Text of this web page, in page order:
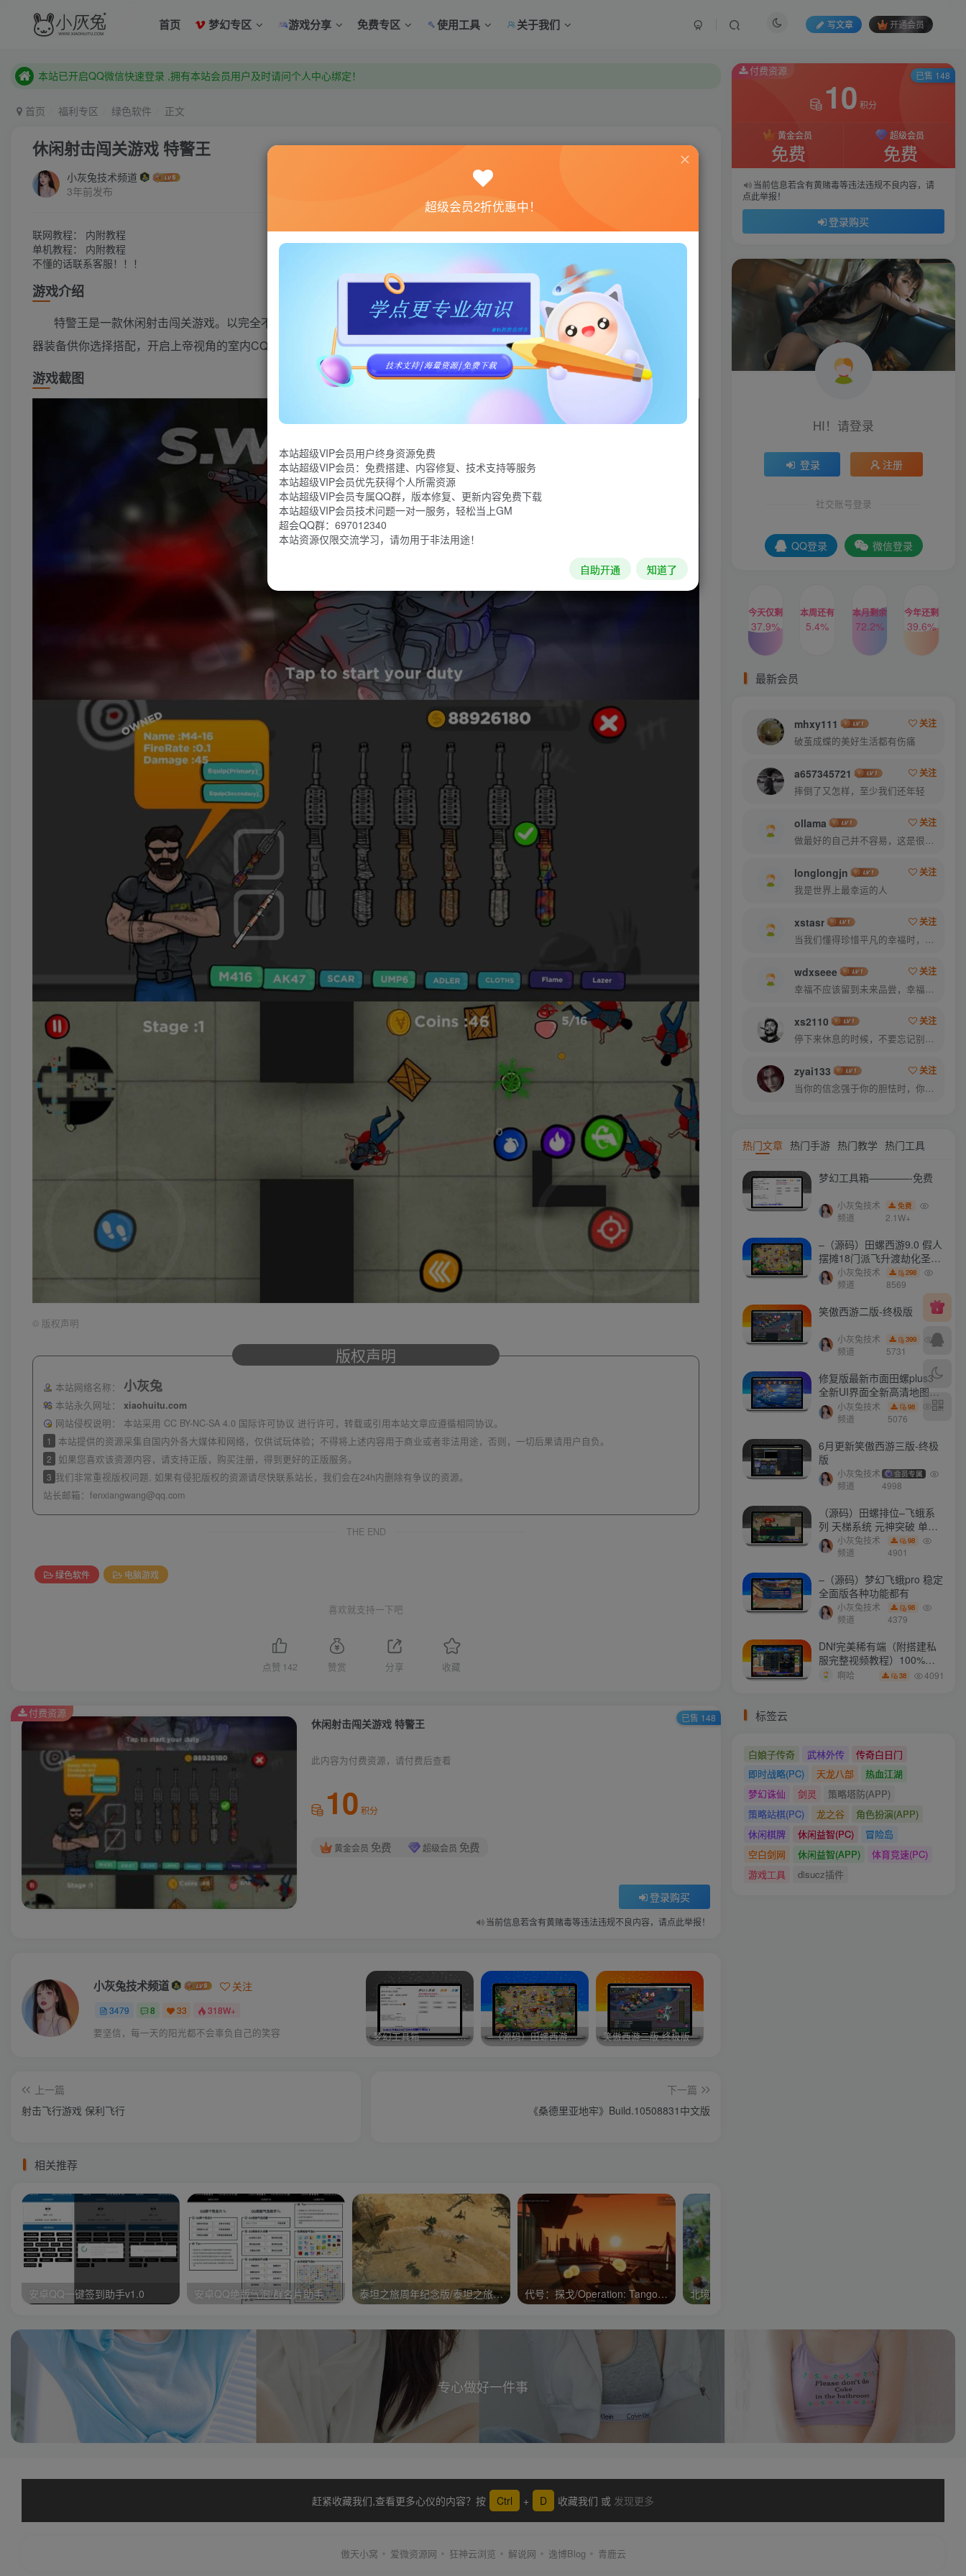
首页 梦幻专区 游戏分享 免费专区 使用工具 关于我们 写文章 开通会员
本站已开启QQ微信快速登录 ,拥有本站会员用户及时请问个人中心绑定！
本站已开启QQ微信快速登录 ,拥有本站会员用户及时请问个人中心绑定！
首页 福利专区 绿色软件 正文
休闲射击闯关游戏 特警王
小灰兔技术频道
3年前发布
联网教程： 内附教程
单机教程： 内附教程
不懂的话联系客服！！！
游戏介绍
特警王是一款休闲射击闯关游戏。以完全不同的视角进入游戏的世界。操控你的特警队员在房屋中击毙所有恐怖份子,不同的武
器装备供你选择搭配，开启上帝视角的室内CQB，完成第一个关卡解锁无限金钱。
游戏截图
© 版权声明
版权声明
本站网络名称： 小灰兔
本站永久网址：
xiaohuitu.com
网站侵权说明：
本站采用 CC BY-NC-SA 4.0 国际许可协议 进行许可，转载或引用本站文章应遵循相同协议。
1 本站提供的资源采集自国内外各大媒体和网络，仅供试玩体验；不得将上述内容用于商业或者非法用途，否则，一切后果请用户自负。
2 如果您喜欢该资源内容，请支持正版，购买注册，得到更好的正版服务。
3 我们非常重视版权问题, 如果有侵犯版权的资源请尽快联系站长，我们会在24h内删除有争议的资源。
站长邮箱： fenxiangwang@qq.com
THE END
绿色软件 电脑游戏
喜欢就支持一下吧
点赞 142 赞赏 分享 收藏
休闲射击闯关游戏 特警王
此内容为付费资源，请付费后查看
10 积分
黄金会员 免费 超级会员 免费
登录购买
当前信息若含有黄赌毒等违法违规不良内容，请点此举报！
付费资源 已售 148
小灰兔技术频道 关注
3479 8 33 318W+
要坚信，每一天的阳光都不会辜负自己的笑容 梦幻工具箱————-免费 –（源码）田螺西游9.0 假人摆摊18门派飞升渡劫化圣助战最新BB谛听…. 笑傲西游二版-终极版
上一篇
射击飞行游戏 保利飞行
下一篇
《桑德里亚地牢》Build.10508831中文版
相关推荐
安卓QQ一键签到助手v1.0 安卓QQ绝版气泡/群名片助手 泰坦之旅周年纪念版/泰坦之旅：不朽王座/Titan Quest Anniversary Edition 代号：探戈/Operation: Tango/支持网络联机
付费资源
10 积分
黄金会员
免费
超级会员
免费
当前信息若含有黄赌毒等违法违规不良内容，请
点此举报！
登录购买
已售 148
HI！请登录
登录 注册
社交账号登录
QQ登录 微信登录
今天仅剩
37.9%
本周还有
5.4%
本月剩余
72.2%
今年还剩
39.6%
最新会员
mhxy111
关注
破茧成蝶的美好生活都有伤痛
a657345721
关注
摔倒了又怎样，至少我们还年轻
ollama
关注
做最好的自己并不容易，这是很美好的愿望，需要耐心、坚持和毅力
longlongjn
关注
我是世界上最幸运的人
xstasr
关注
当我们懂得珍惜平凡的幸福时，就已经成了人生的赢家
wdxseee
关注
幸福不应该留到未来品尝，幸福是你专门为当下的自己所准备的
xs2110
关注
停下来休息的时候，不要忘记别人还在奔跑
zyai133
关注
当你的信念强于你的胆怯时，你就可以将梦想变为现实了
热门文章 热门手游 热门教学 热门工具
梦幻工具箱————-免费
小灰兔技术
频道
免费
2.1W+
–（源码）田螺西游9.0 假人
摆摊18门派飞升渡劫化圣助
战最新BB谛听….
小灰兔技术
频道
298
8569
笑傲西游二版-终极版
小灰兔技术
频道
399
5731
修复版最新市面田螺plus3
全新UI界面全新高清地图18
门派 修复了后门ggeserver
打不开
小灰兔技术
频道
98
5076
6月更新笑傲西游三版-终极
版
小灰兔技术
频道
会员专属
4998
（源码）田螺排位–飞蛾系
列 天梯系统 元神突破 单机
免费 含GM工具
小灰兔技术
频道
98
4901
–（源码）梦幻飞蛾pro 稳定
全面版各种功能都有
小灰兔技术
频道
98
4379
DNf完美稀有端（附搭建私
服完整视频教程）100%可
搭建(附完美端升级补丁)
啊哈 38 4091
标签云
白娘子传奇 武林外传
传奇白日门
即时战略(PC)
天龙八部
热血江湖
梦幻诛仙
剑灵
策略塔防(APP)
策略站棋(PC)
龙之谷
角色扮演(APP)
休闲棋牌
休闲益智(PC)
冒险岛
空白剑网
休闲益智(APP)
体育竞速(PC)
游戏工具
disucz插件
专心做好一件事
赶紧收藏我们,查看更多心仪的内容？按 Ctrl + D 收藏我们 或 发现更多
傲天小窝 爱微资源网 狂神云浏览 解说网 逸博Blog 青鹿云
超级会员2折优惠中！
本站超级VIP会员用户终身资源免费
本站超级VIP会员：免费搭建、内容修复、技术支持等服务
本站超级VIP会员优先获得个人所需资源
本站超级VIP会员专属QQ群，版本修复、更新内容免费下载
本站超级VIP会员技术问题一对一服务，轻松当上GM
超会QQ群：697012340
本站资源仅限交流学习，请勿用于非法用途！
自助开通 知道了